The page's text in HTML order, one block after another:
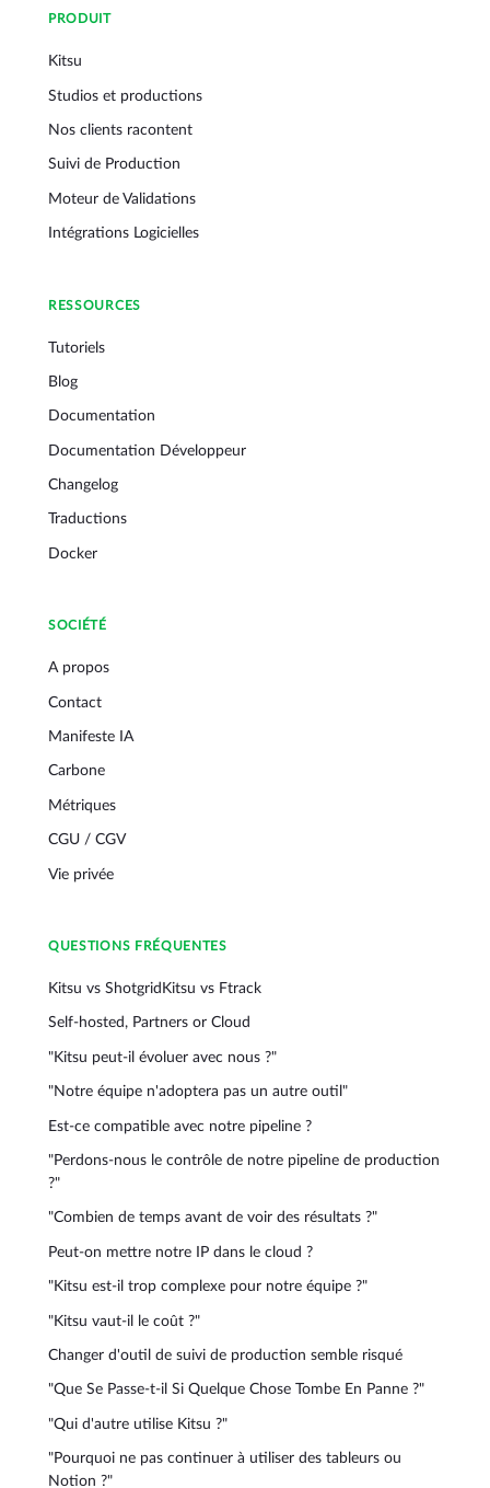
PRODUIT
Kitsu
Studios et productions
Nos clients racontent
Suivi de Production
Moteur de Validations
Intégrations Logicielles
RESSOURCES
Tutoriels
Blog
Documentation
Documentation Développeur
Changelog
Traductions
Docker
SOCIÉTÉ
A propos
Contact
Manifeste IA
Carbone
Métriques
CGU / CGV
Vie privée
QUESTIONS FRÉQUENTES
Kitsu vs Shotgrid Kitsu vs Ftrack
Self-hosted, Partners or Cloud
"Kitsu peut-il évoluer avec nous ?"
"Notre équipe n'adoptera pas un autre outil"
Est-ce compatible avec notre pipeline ?
"Perdons-nous le contrôle de notre pipeline de production
?"
"Combien de temps avant de voir des résultats ?"
Peut-on mettre notre IP dans le cloud ?
"Kitsu est-il trop complexe pour notre équipe ?"
"Kitsu vaut-il le coût ?"
Changer d'outil de suivi de production semble risqué
"Que Se Passe-t-il Si Quelque Chose Tombe En Panne ?"
"Qui d'autre utilise Kitsu ?"
"Pourquoi ne pas continuer à utiliser des tableurs ou
Notion ?"